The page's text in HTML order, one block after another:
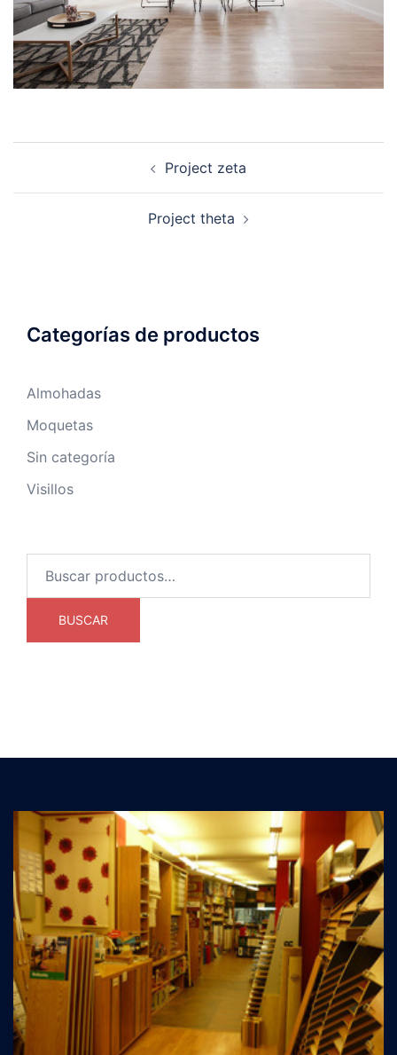
Project zeta
Project theta
Categorías de productos
Almohadas
Moquetas
Sin categoría
Visillos
por:
BUSCAR